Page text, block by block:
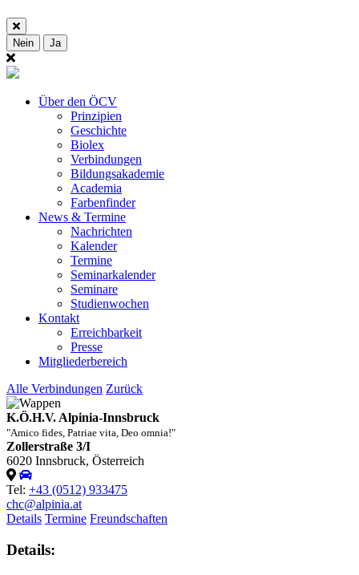
Nein Ja
Über den ÖCV
Prinzipien
Geschichte
Biolex
Verbindungen
Bildungsakademie
Academia
Farbenfinder
News & Termine
Nachrichten
Kalender
Termine
Seminarkalender
Seminare
Studienwochen
Kontakt
Erreichbarkeit
Presse
Mitgliederbereich
Alle Verbindungen Zurück
K.Ö.H.V. Alpinia-Innsbruck
"Amico fides, Patriae vita, Deo omnia!"
Zollerstraße 3/I
6020 Innsbruck, Österreich
Tel: +43 (0512) 933475
chc@alpinia.at
Details Termine Freundschaften
Details: